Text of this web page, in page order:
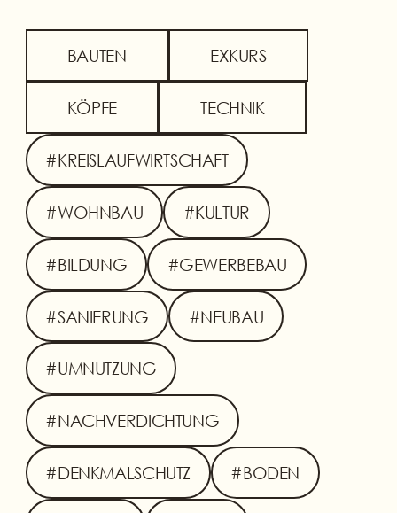
BAUTEN EXKURS
KÖPFE TECHNIK
#KREISLAUFWIRTSCHAFT
#WOHNBAU #KULTUR
#BILDUNG #GEWERBEBAU
#SANIERUNG #NEUBAU
#UMNUTZUNG
#NACHVERDICHTUNG
#DENKMALSCHUTZ #BODEN